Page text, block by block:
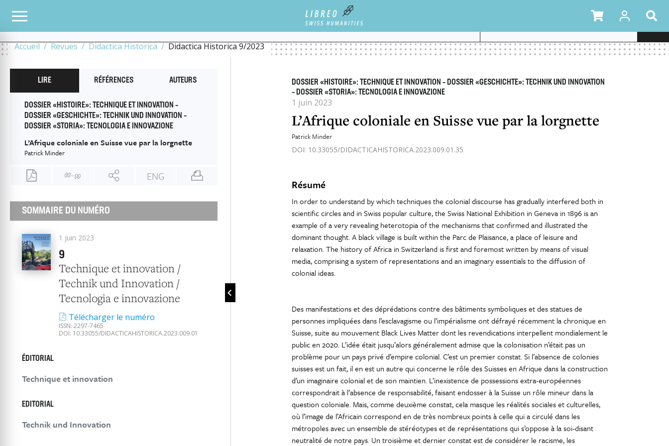
Accueil Revues Didactica Historica Didactica Historica 9/2023
TOUS LES NUMÉROS TECHNIQUE ET INNOVATION / TECHNIK UND INNOVATION / TECNOLOGIA E INNOVAZIONE
L’AFRIQUE COLONIALE EN SUISSE VUE PAR LA
DOSSIER «HISTOIRE»: TECHNIQUE ET INNOVATION – DOSSIER «GESCHICHTE»: TECHNIK UND INNOVATION
– DOSSIER «STORIA»: TECNOLOGIA E INNOVAZIONE
1 juin 2023
L’Afrique coloniale en Suisse vue par la lorgnette
Patrick Minder
DOI: 10.33055/DIDACTICAHISTORICA.2023.009.01.35
Résumé
In order to understand by which techniques the colonial discourse has gradually interfered both in
scientific circles and in Swiss popular culture, the Swiss National Exhibition in Geneva in 1896 is an
example of a very revealing heterotopia of the mechanisms that confirmed and illustrated the
dominant thought. A black village is built within the Parc de Plaisance, a place of leisure and
relaxation. The history of Africa in Switzerland is first and foremost written by means of visual
media, comprising a system of representations and an imaginary essentials to the diffusion of
colonial ideas.
Des manifestations et des déprédations contre des bâtiments symboliques et des statues de
personnes impliquées dans l’esclavagisme ou l’impérialisme ont défrayé récemment la chronique en
Suisse, suite au mouvement Black Lives Matter dont les revendications interpellent mondialement le
public en 2020. L’idée était jusqu’alors généralement admise que la colonisation n’était pas un
problème pour un pays privé d’empire colonial. C’est un premier constat. Si l’absence de colonies
suisses est un fait, il en est un autre qui concerne le rôle des Suisses en Afrique dans la construction
d’un imaginaire colonial et de son maintien. L’inexistence de possessions extra-européennes
correspondrait à l’absence de responsabilité, faisant endosser à la Suisse un rôle mineur dans la
question coloniale. Mais, comme deuxième constat, cela masque les réalités sociales et culturelles,
où l’image de l’Africain correspond en de très nombreux points à celle qui a circulé dans les
métropoles avec un ensemble de stéréotypes et de représentations qui s’oppose à la soi-disant
neutralité de notre pays. Un troisième et dernier constat est de considérer le racisme, les
LIRE RÉFÉRENCES AUTEURS
DOSSIER «HISTOIRE»: TECHNIQUE ET INNOVATION –
DOSSIER «GESCHICHTE»: TECHNIK UND INNOVATION –
DOSSIER «STORIA»: TECNOLOGIA E INNOVAZIONE
L’Afrique coloniale en Suisse vue par la lorgnette
Patrick Minder
ENG
SOMMAIRE DU NUMÉRO
1 juin 2023
9
Technique et innovation /
Technik und Innovation /
Tecnologia e innovazione
Télécharger le numéro
ISSN: 2297-7465
DOI: 10.33055/DIDACTICAHISTORICA.2023.009.01
ÉDITORIAL
Technique et innovation
EDITORIAL
Technik und Innovation